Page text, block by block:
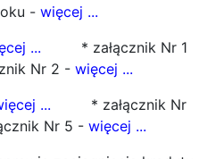
- więcej ...
... * załącznik Nr 1
Nr 2 - więcej ...
... * załącznik Nr
Nr 5 - więcej ...